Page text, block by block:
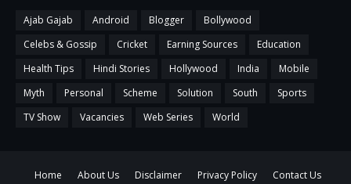
Ajab Gajab Android Blogger
Bollywood
Celebs & Gossip
Cricket Earning Sources
Education
Health Tips
Hindi Stories Hollywood India
Mobile
Myth
Personal Scheme Solution South
Sports
TV Show
Vacancies Web Series World
Home About Us Disclaimer Privacy Policy Contact Us